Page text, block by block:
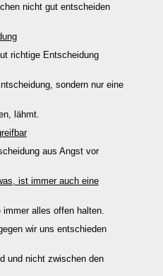
nicht gut entscheiden
richtige Entscheidung
sondern nur eine
lähmt.
aus Angst vor
ist immer auch eine
alles offen halten.
wir uns entschieden
und nicht zwischen den